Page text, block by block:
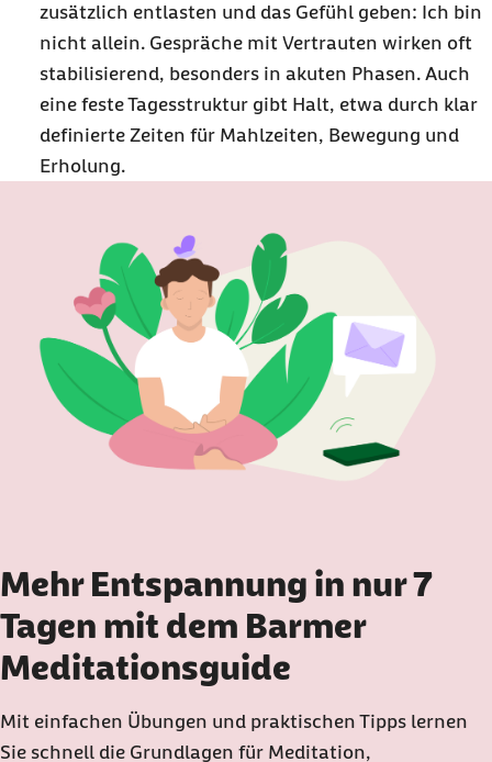
zusätzlich entlasten und das Gefühl geben: Ich bin
nicht allein. Gespräche mit Vertrauten wirken oft
stabilisierend, besonders in akuten Phasen. Auch
eine feste Tagesstruktur gibt Halt, etwa durch klar
definierte Zeiten für Mahlzeiten, Bewegung und
Erholung.
Mehr Entspannung in nur 7
Tagen mit dem Barmer
Meditationsguide
Mit einfachen Übungen und praktischen Tipps lernen
Sie schnell die Grundlagen für Meditation,